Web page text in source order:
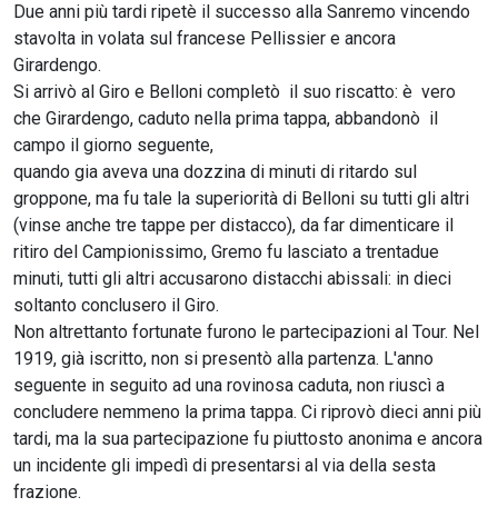
Due anni più tardi ripetè il successo alla Sanremo vincendo
stavolta in volata sul francese Pellissier e ancora
Girardengo.
Si arrivò al Giro e Belloni completò il suo riscatto: è vero
che Girardengo, caduto nella prima tappa, abbandonò il
campo il giorno seguente,
quando gia aveva una dozzina di minuti di ritardo sul
groppone, ma fu tale la superiorità di Belloni su tutti gli altri
(vinse anche tre tappe per distacco), da far dimenticare il
ritiro del Campionissimo, Gremo fu lasciato a trentadue
minuti, tutti gli altri accusarono distacchi abissali: in dieci
soltanto conclusero il Giro.
Non altrettanto fortunate furono le partecipazioni al Tour. Nel
1919, già iscritto, non si presentò alla partenza. L'anno
seguente in seguito ad una rovinosa caduta, non riuscì a
concludere nemmeno la prima tappa. Ci riprovò dieci anni più
tardi, ma la sua partecipazione fu piuttosto anonima e ancora
un incidente gli impedì di presentarsi al via della sesta
frazione.